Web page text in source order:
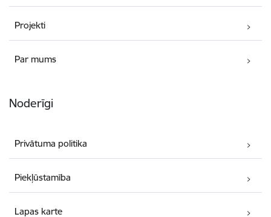
Projekti
Par mums
Noderīgi
Privātuma politika
Piekļūstamība
Lapas karte